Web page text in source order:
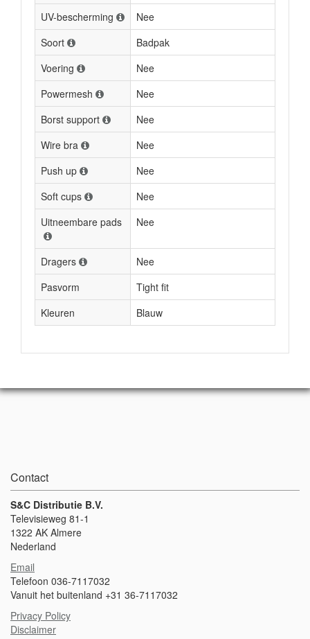
UV-bescherming
Nee
Soort
Badpak
Voering
Nee
Powermesh
Nee
Borst support
Nee
Wire bra
Nee
Push up
Nee
Soft cups
Nee
Uitneembare pads
Nee
Dragers
Nee
Pasvorm
Tight fit
Kleuren
Blauw
Contact
S&C Distributie B.V.
Televisieweg 81-1
1322 AK Almere
Nederland
Email
Telefoon 036-7117032
Vanuit het buitenland +31 36-7117032
Privacy Policy
Disclaimer